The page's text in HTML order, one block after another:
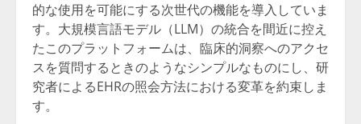
的な使用を可能にする次世代の機能を導入していま
す。大規模言語モデル（LLM）の統合を間近に控え
たこのプラットフォームは、臨床的洞察へのアクセ
スを質問するときのようなシンプルなものにし、研
究者によるEHRの照会方法における変革を約束しま
す。